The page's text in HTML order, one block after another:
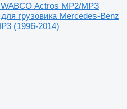
Actros MP2/MP3
грузовика Mercedes-Benz
(1996-2014)